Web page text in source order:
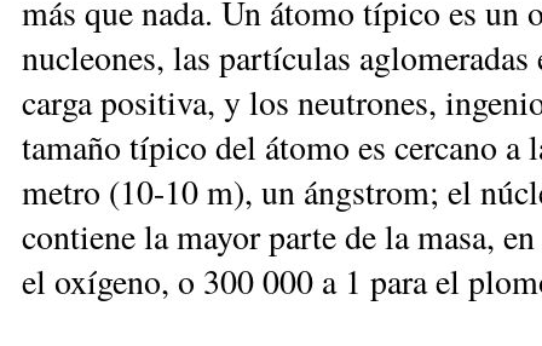
más que nada. Un átomo típico es
nucleones, las partículas
carga positiva, y los neutrones,
tamaño típico del átomo es cercano
metro (10-10 m), un ángstrom; el
contiene la mayor parte de la masa,
el oxígeno, o 300 000 a 1 para el